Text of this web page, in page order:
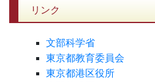
リンク
文部科学省
東京都教育委員会
東京都港区役所